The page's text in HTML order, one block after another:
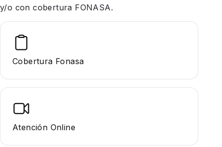
y/o con cobertura FONASA.
Cobertura Fonasa
Atención Online